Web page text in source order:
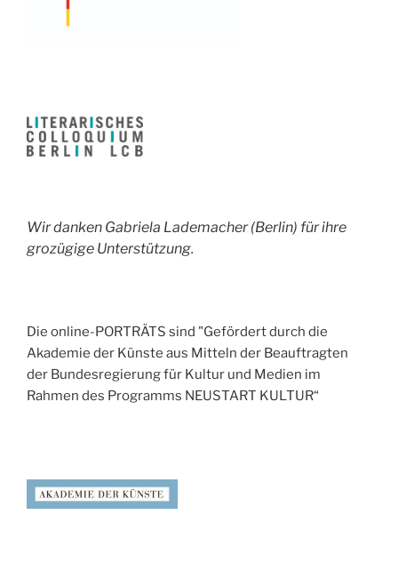
Wir danken Gabriela Lademacher (Berlin) für ihre
grozügige Unterstützung.
Die online-PORTRÄTS sind "Gefördert durch die
Akademie der Künste aus Mitteln der Beauftragten
der Bundesregierung für Kultur und Medien im
Rahmen des Programms NEUSTART KULTUR“